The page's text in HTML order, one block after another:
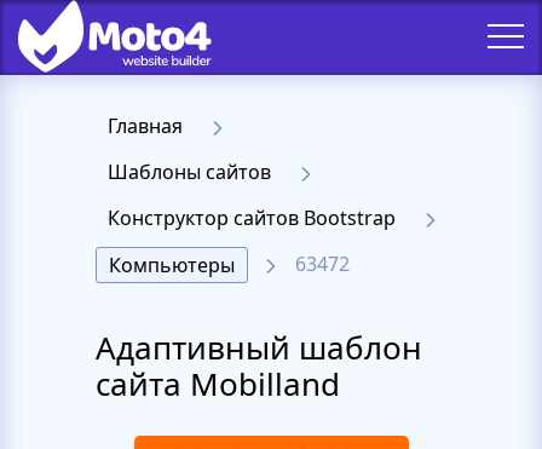
Главная
Шаблоны сайтов
Конструктор сайтов Bootstrap
Компьютеры
63472
Адаптивный шаблон
сайта Mobilland